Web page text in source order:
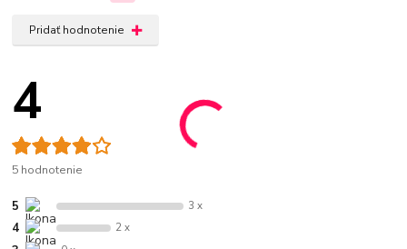
Pridať hodnotenie
4
5 hodnotenie
5 3 x
4 2 x